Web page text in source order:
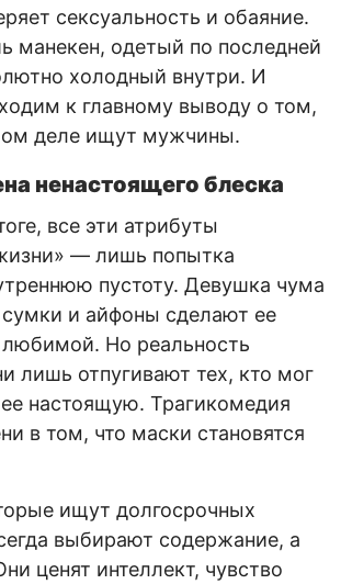
сексуальность и обаяние.
манекен, одетый по последней
холодный внутри. И
к главному выводу о том,
деле ищут мужчины.
ненастоящего блеска
все эти атрибуты
— лишь попытка
пустоту. Девушка чума
сумки и айфоны сделают ее
любимой. Но реальность
лишь отпугивают тех, кто мог
настоящую. Трагикомедия
в том, что маски становятся
ищут долгосрочных
выбирают содержание, а
ценят интеллект, чувство